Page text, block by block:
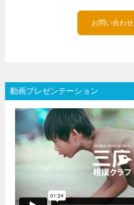
お問い合わせ
動画プレゼンテーション